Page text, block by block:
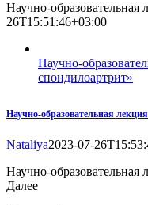
Научно-образовательная
26T15:51:46+03:00
Научно-
спондилоартрит»
Научно-образовательная
Nataliya2023-07-
Научно-
Далее